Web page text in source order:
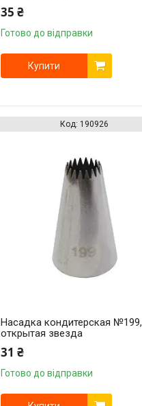
35 ₴
Готово до відправки
Купити
190926
Насадка кондитерская №199,
открытая звезда
31 ₴
Готово до відправки